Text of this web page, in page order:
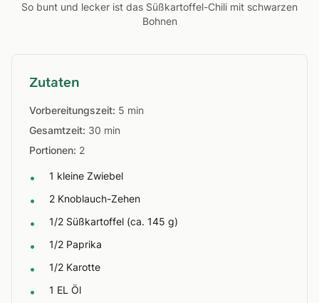
So bunt und lecker ist das Süßkartoffel-Chili mit schwarzen
Bohnen
Zutaten
Vorbereitungszeit: 5 min
Gesamtzeit: 30 min
Portionen: 2
• 1 kleine Zwiebel
• 2 Knoblauch-Zehen
• 1/2 Süßkartoffel (ca. 145 g)
• 1/2 Paprika
• 1/2 Karotte
• 1 EL Öl